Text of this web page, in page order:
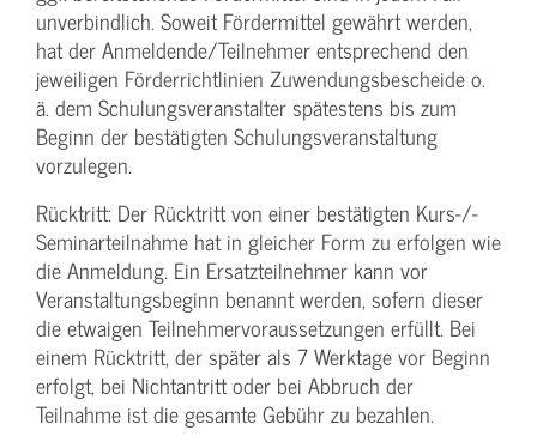
unverbindlich. Soweit Fördermittel gewährt werden,
hat der Anmeldende/­Teilnehmer entsprechend den
jeweiligen Förderrichtlinien Zuwendungs­bescheide o.
ä. dem Schulungs­veranstalter spätestens bis zum
Beginn der bestätigten Schulungs­veranstaltung
vorzulegen.
Rücktritt: Der Rücktritt von einer bestätigten Kurs-/­
Seminarteilnahme hat in gleicher Form zu erfolgen wie
die Anmeldung. Ein Ersatzteilnehmer kann vor
Veranstaltungs­beginn benannt werden, sofern dieser
die etwaigen Teilnehmer­voraussetzungen erfüllt. Bei
einem Rücktritt, der später als 7 Werktage vor Beginn
erfolgt, bei Nichtantritt oder bei Abbruch der
Teilnahme ist die gesamte Gebühr zu bezahlen.